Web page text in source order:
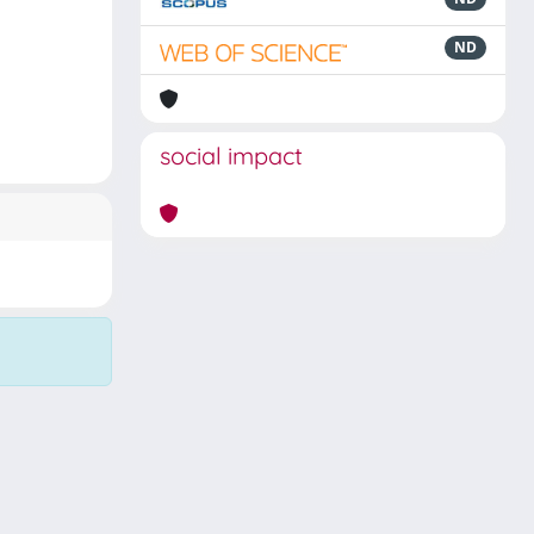
ND
social impact